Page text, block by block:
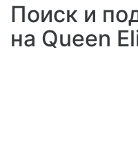
Поиск и
на Queen